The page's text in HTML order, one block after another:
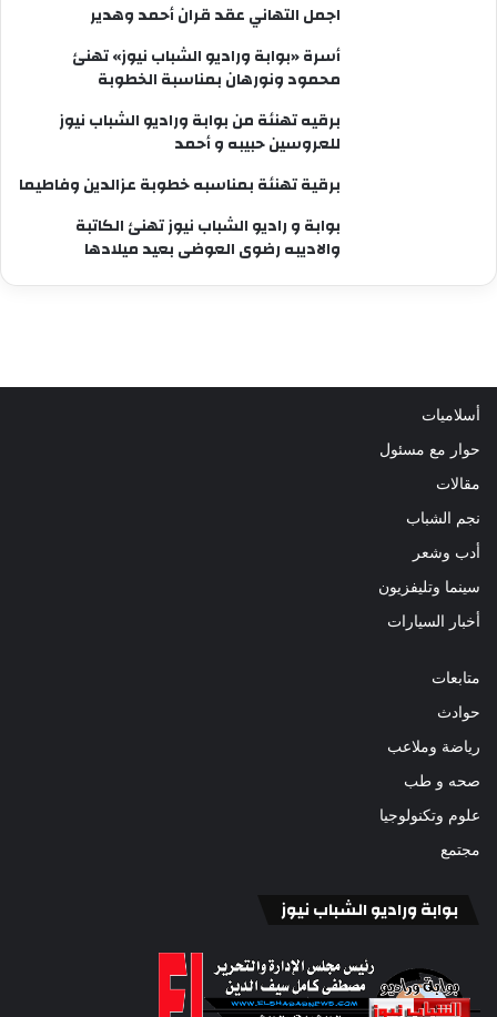
اجمل التهاني عقد قران أحمد وهدير
أسرة «بوابة وراديو الشباب نيوز» تهنئ
محمود ونورهان بمناسبة الخطوبة
برقيه تهنئة من بوابة وراديو الشباب نيوز
للعروسين حبيبه و أحمد
برقية تهنئة بمناسبه خطوبة عزالدين وفاطيما
بوابة و راديو الشباب نيوز تهنئ الكاتبة
والاديبه رضوى العوضى بعيد ميلادها
أسلاميات
حوار مع مسئول
مقالات
نجم الشباب
أدب وشعر
سينما وتليفزيون
أخبار السيارات
متابعات
حوادث
رياضة وملاعب
صحه و طب
علوم وتكنولوجيا
مجتمع
بوابة وراديو الشباب نيوز